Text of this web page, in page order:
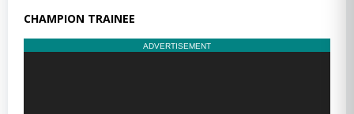
CHAMPION TRAINEE